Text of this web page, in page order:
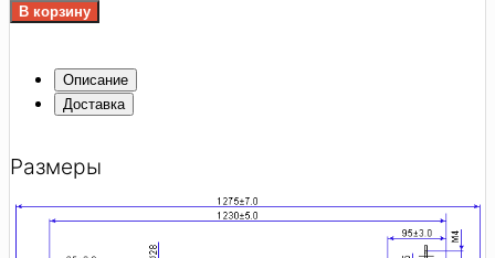
Описание
Доставка
Размеры